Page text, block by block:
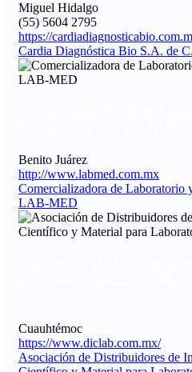
Miguel Hidalgo
(55) 5604 2795
https://
Cardia Diagnóstica Bio S.A. de
Benito Juárez
http://www.labmed.com.mx
Comercializadora de Laboratorio
LAB-MED
Cuauhtémoc
https://www.diclab.com.mx/
Asociación de Distribuidores de